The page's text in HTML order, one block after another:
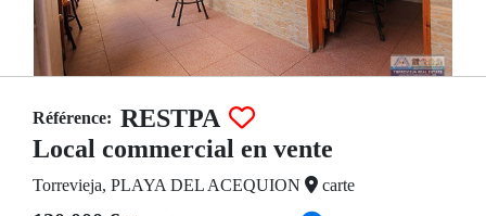
Référence: RESTPA
Local commercial en vente
Torrevieja, PLAYA DEL ACEQUION carte